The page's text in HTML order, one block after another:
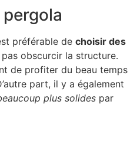
préférable de choisir des
obscurcir la structure.
de profiter du beau temps
part, il y a également
plus solides par